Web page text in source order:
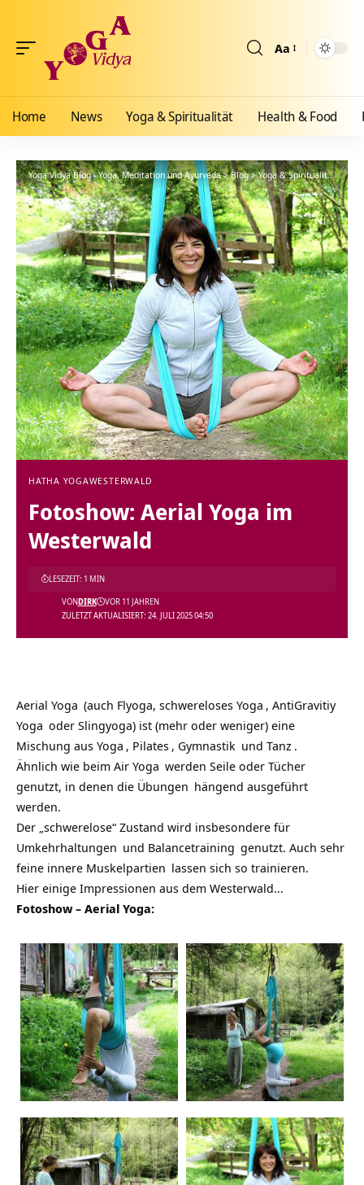
Aa
Home News Yoga & Spiritualität Health & Food
Yoga Vidya Blog - Yoga, Meditation und Ayurveda>Blog>Yoga & Spiritualität >
HATHA YOGAWESTERWALD
Fotoshow: Aerial Yoga im
Westerwald
ZULETZT AKTUALISIERT: 24. JULI 2025 04:50
VONDIRK VOR 11 JAHREN
LESEZEIT: 1 MIN
Aerial Yoga (auch Flyoga, schwereloses Yoga , AntiGravitiy
Yoga oder Slingyoga) ist (mehr oder weniger) eine
Mischung aus Yoga , Pilates , Gymnastik und Tanz .
Ähnlich wie beim Air Yoga werden Seile oder Tücher
genutzt, in denen die Übungen hängend ausgeführt
werden.
Der „schwerelose“ Zustand wird insbesondere für
Umkehrhaltungen und Balancetraining genutzt. Auch sehr
feine innere Muskelpartien lassen sich so trainieren.
Hier einige Impressionen aus dem Westerwald…
Fotoshow – Aerial Yoga: